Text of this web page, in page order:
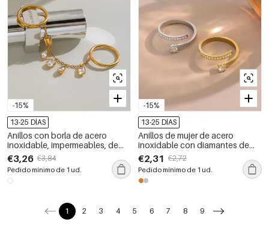
-15%
13-25 DÍAS
Anillos con borla de acero
inoxidable, impermeables, de
color dorado y con circonitas.
€3,26 €3,84
Pedido mínimo de 1 ud.
-15%
13-25 DÍAS
Anillos de mujer de acero
inoxidable con diamantes de
imitación, resistentes al agua y
con forma geométrica, de la
serie Simple, con forma
geométrica y diseño
€2,31 €2,72
Pedido mínimo de 1 ud.
1 2 3 4 5 6 7 8 9